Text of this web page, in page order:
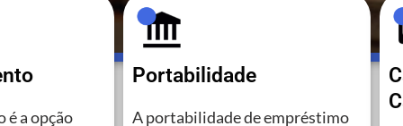
é a opção
Portabilidade
A portabilidade de empréstimo